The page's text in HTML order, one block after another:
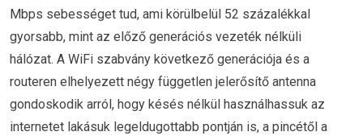
Mbps sebességet tud, ami körülbelül 52 százalékkal
gyorsabb, mint az előző generációs vezeték nélküli
hálózat. A WiFi szabvány következő generációja és a
routeren elhelyezett négy független jelerősítő antenna
gondoskodik arról, hogy késés nélkül használhassuk az
internetet lakásuk legeldugottabb pontján is, a pincétől a